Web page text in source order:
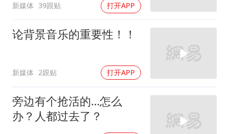
新媒体 39跟贴 打开APP
论背景音乐的重要性！！
新媒体 2跟贴 打开APP
旁边有个抢活的…怎么
办？人都过去了？